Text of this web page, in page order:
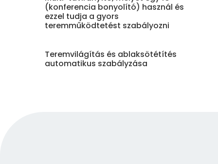
(konferencia bonyolító) használ és
ezzel tudja a gyors
teremműködtetést szabályozni
Teremvilágítás és ablaksötétítés
automatikus szabályzása